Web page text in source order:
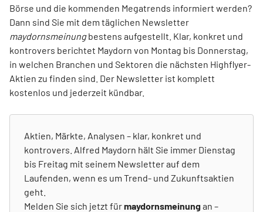
Börse und die kommenden Megatrends informiert werden?
Dann sind Sie mit dem täglichen Newsletter
maydornsmeinungbestens aufgestellt. Klar, konkret und
kontrovers berichtet Maydorn von Montag bis Donnerstag,
in welchen Branchen und Sektoren die nächsten Highflyer-
Aktien zu finden sind. Der Newsletter ist komplett
kostenlos und jederzeit kündbar.
Aktien, Märkte, Analysen – klar, konkret und
kontrovers. Alfred Maydorn hält Sie immer Dienstag
bis Freitag mit seinem Newsletter auf dem
Laufenden, wenn es um Trend- und Zukunftsaktien
geht.
Melden Sie sich jetzt fürmaydornsmeinungan –